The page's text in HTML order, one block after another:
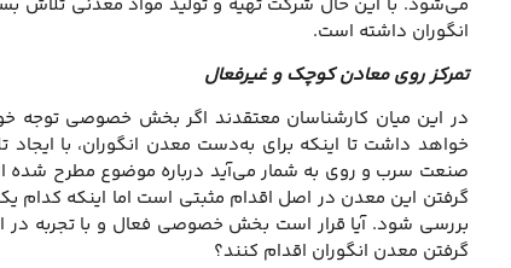
انگوران داشته است.
تمرکز روی معادن کوچک و غیرفعال
در این میان کارشناسان معتقدند اگر بخش خصوصی توجه
خواهد داشت تا اینکه برای به‌دست معدن انگوران، با ایجاد
صنعت سرب و روی به شمار می‌آید درباره موضوع مطرح شده
گرفتن این معدن در اصل اقدام مثبتی است اما اینکه کدام
بررسی شود. آیا قرار است بخش خصوصی فعال و با تجربه در
گرفتن معدن انگوران اقدام کنند؟